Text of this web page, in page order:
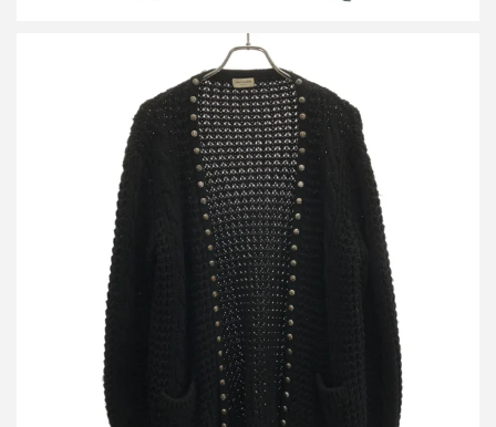
サンローラン パリ 14AW スタッズデザイン ローゲージニットカ
ーディガン 367538 Y1NP2
詳しく見る